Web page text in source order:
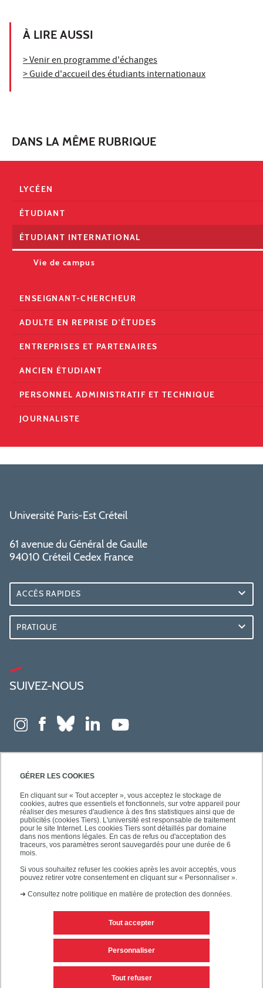
GÉRER LES COOKIES
En cliquant sur « Tout accepter », vous acceptez le stockage de
cookies, autres que essentiels et fonctionnels, sur votre appareil pour
réaliser des mesures d'audience à des fins statistiques ainsi que de
publicités (cookies Tiers). L'université est responsable de traitement
pour le site Internet. Les cookies Tiers sont détaillés par domaine
dans nos mentions légales. En cas de refus ou d'acceptation des
traceurs, vos paramètres seront sauvegardés pour une durée de 6
mois.
Si vous souhaitez refuser les cookies après les avoir acceptés, vous
pouvez retirer votre consentement en cliquant sur « Personnaliser ».
➜ Consultez notre politique en matière de protection des données.
Tout accepter
Tout refuser
Personnaliser
À LIRE AUSSI
> Venir en programme d'échanges
> Guide d'accueil des étudiants internationaux
DANS LA MÊME RUBRIQUE
LYCÉEN
ÉTUDIANT
ÉTUDIANT INTERNATIONAL
Vie de campus
ENSEIGNANT-CHERCHEUR
ADULTE EN REPRISE D'ÉTUDES
ENTREPRISES ET PARTENAIRES
ANCIEN ÉTUDIANT
PERSONNEL ADMINISTRATIF ET TECHNIQUE
JOURNALISTE
Université Paris-Est Créteil
61 avenue du Général de Gaulle
94010 Créteil Cedex France
ACCÈS RAPIDES
PRATIQUE
SUIVEZ-NOUS
Mentions légales
Personnaliser les cookies Plan du site